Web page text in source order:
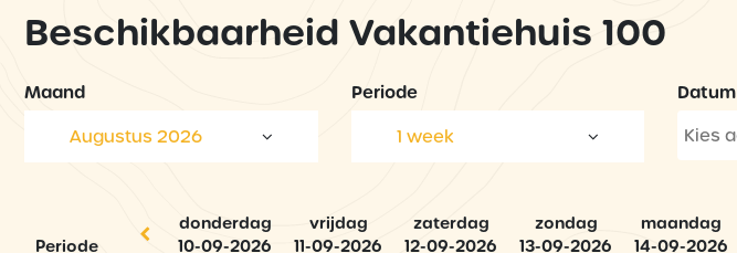
Beschikbaarheid Vakantiehuis 100
Maand
Augustus 2026
Periode
1 week
Datum
Periode
donderdag
10-09-2026
vrijdag
11-09-2026
zaterdag
12-09-2026
zondag
13-09-2026
maandag
14-09-2026